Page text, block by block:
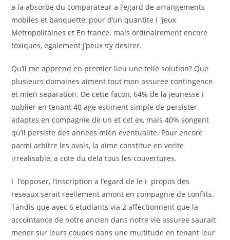
a la absorbe du comparateur a l’egard de arrangements
mobiles et banquette, pour d’un quantite i jeux
Metropolitaines et En france. mais ordinairement encore
toxiques, egalement j’peux s’y desirer.
Qu’il me apprend en premier lieu une telle solution? Que
plusieurs domaines aiment tout mon assuree contingence
et mien separation. De cette facon, 64% de la jeunesse i
oublier en tenant 40 age estiment simple de persister
adaptes en compagnie de un et cet ex, mais 40% songent
qu’il persiste des annees mien eventualite. Pour encore
parmi arbitre les avals, la aime constitue en verite
irrealisable, a cote du dela tous les couvertures.
I l’opposer, l’inscription a l’egard de le i propos des
reseaux serait reellement amont en compagnie de conflits.
Tandis que avec 6 etudiants via 2 affectionnent que la
accointance de notre ancien dans notre vie assuree saurait
mener sur leurs coupes dans une multitude en tenant leur